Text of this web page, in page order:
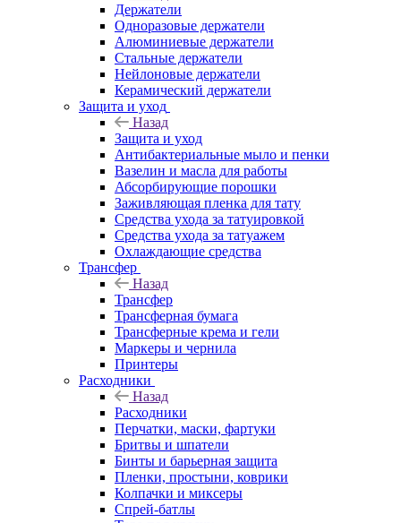
Держатели
Одноразовые держатели
Алюминиевые держатели
Стальные держатели
Нейлоновые держатели
Керамический держатели
Защита и уход
Назад
Защита и уход
Антибактериальные мыло и пенки
Вазелин и масла для работы
Абсорбирующие порошки
Заживляющая пленка для тату
Средства ухода за татуировкой
Средства ухода за татуажем
Охлаждающие средства
Трансфер
Назад
Трансфер
Трансферная бумага
Трансферные крема и гели
Маркеры и чернила
Принтеры
Расходники
Назад
Расходники
Перчатки, маски, фартуки
Бритвы и шпатели
Бинты и барьерная защита
Пленки, простыни, коврики
Колпачки и миксеры
Спрей-батлы